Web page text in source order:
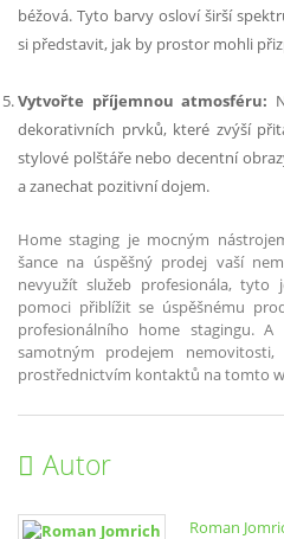
béžová. Tyto barvy osloví širší
si představit, jak by prostor mohli
Vytvořte příjemnou atmosféru:
dekorativních prvků, které zvýší
stylové polštáře nebo decentní
a zanechat pozitivní dojem.
Home staging je mocným
šance na úspěšný prodej vaší
nevyužít služeb profesionála, tyto
pomoci přiblížit se úspěšnému
profesionálního home stagingu.
samotným prodejem
prostřednictvím kontaktů na tomto
Autor
Roman